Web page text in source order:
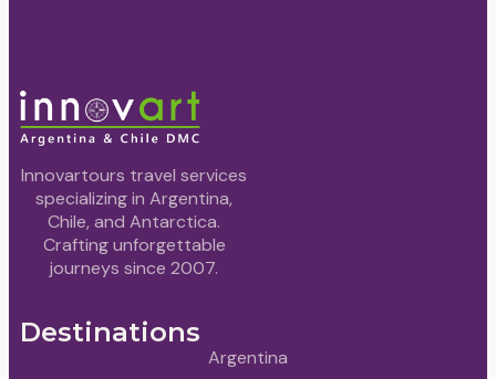
Innovartours travel services
specializing in Argentina,
Chile, and Antarctica.
Crafting unforgettable
journeys since 2007.
Destinations
Argentina